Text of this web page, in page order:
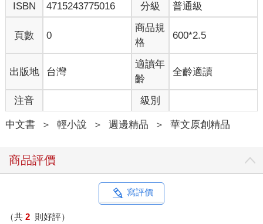
ISBN
4715243775016 分級 普通級
頁數 0
商品規
格
600*2.5
出版地 台灣
適讀年
齡
全齡適讀
注音 級別
中文書 ＞ 輕小說 ＞ 週邊精品 ＞ 華文原創精品
商品評價
寫評價
（共 2 則好評）